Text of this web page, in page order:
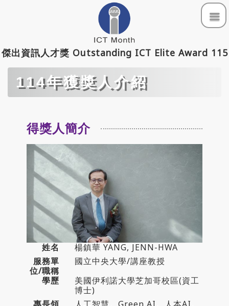
傑出資訊人才獎 Outstanding ICT Elite Award 115
立即報名
評選機制
114年獲獎人介紹
歷年得獎回顧
聯絡我們
114年獲獎人介紹
得獎人簡介
姓名
楊鎮華 YANG, JENN-HWA
服務單
位/職稱
國立中央大學/講座教授
學歷
美國伊利諾大學芝加哥校區(資工
博士)